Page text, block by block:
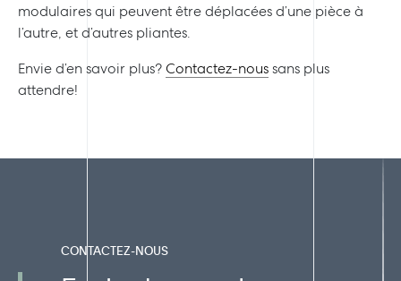
modulaires qui peuvent être déplacées d’une pièce à
l’autre, et d’autres pliantes.
Envie d’en savoir plus?Contactez-noussans plus
attendre!
CONTACTEZ-NOUS